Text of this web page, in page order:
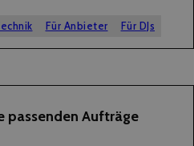
KI DJs im Alltag unterstützen
Für Anbieter Für DJs
passenden Aufträge